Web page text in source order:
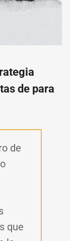
de para
de
que